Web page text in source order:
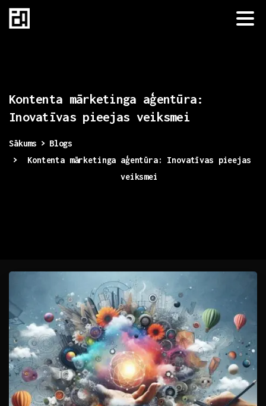
Kontenta mārketinga aģentūra:
Inovatīvas pieejas veiksmei
Sākums
Blogs
Kontenta mārketinga aģentūra: Inovatīvas pieejas
veiksmei